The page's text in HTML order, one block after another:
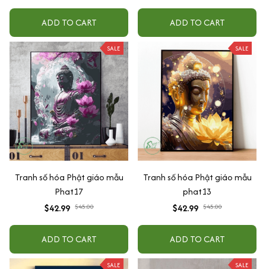
ADD TO CART ADD TO CART
SALE
Tranh số hóa Phật giáo mẫu
Phat17
$42.99 $45.00
ADD TO CART
SALE
Tranh số hóa Phật giáo mẫu
phat13
$42.99 $45.00
ADD TO CART
SALE SALE